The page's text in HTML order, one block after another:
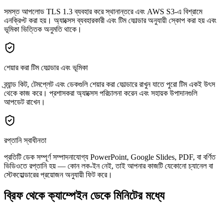
সমস্ত আপলোড TLS 1.3 ব্যবহার করে স্থানান্তরে এবং AWS S3-এ বিশ্রামে
এনক্রিপ্ট করা হয়। অ্যাক্সেস ব্যবহারকারী এবং টিম ফোল্ডার অনুযায়ী স্কোপ করা হয় এবং
ভূমিকা ভিত্তিক অনুমতি থাকে।
শেয়ার করা টিম ফোল্ডার এবং ভূমিকা
ব্র্যান্ড কিট, টেমপ্লেট এবং ডেকগুলি শেয়ার করা ফোল্ডারে রাখুন যাতে পুরো টিম একই উৎস
থেকে কাজ করে। প্রশাসকরা অ্যাক্সেস পরিচালনা করেন এবং সহায়ক উপাদানগুলি
আপডেট রাখেন।
রপ্তানি স্বাধীনতা
প্রতিটি ডেক সম্পূর্ণ সম্পাদনাযোগ্য PowerPoint, Google Slides, PDF, বা বর্ণিত
ভিডিওতে রপ্তানি হয় — কোন লক-ইন নেই, তাই আপনার কাজটি যেকোনো চ্যানেল বা
স্টেকহোল্ডারের প্রয়োজন অনুযায়ী ফিট করে।
ব্রিফ থেকে ক্যাম্পেইন ডেকে মিনিটের মধ্যে